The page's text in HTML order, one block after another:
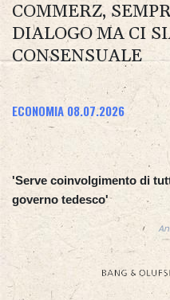
COMMERZ,
DIALOGO MA CI
CONSENSUALE
ECONOMIA 08.07.2026
'Serve coinvolgimento di
governo tedesco'